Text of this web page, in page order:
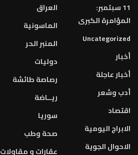
11 سبتمبر:
المؤامرة الكبرى
Uncategorized
أخبار
أخبار عاجلة
أدب وشعر
اقتصاد
الابراج اليومية
الاحوال الجوية
العراق
الماسونية
المنبر الحر
دوليات
رصاصة طائشة
ريــاضة
سوريا
صحة وطب
عقارات و مقاولات